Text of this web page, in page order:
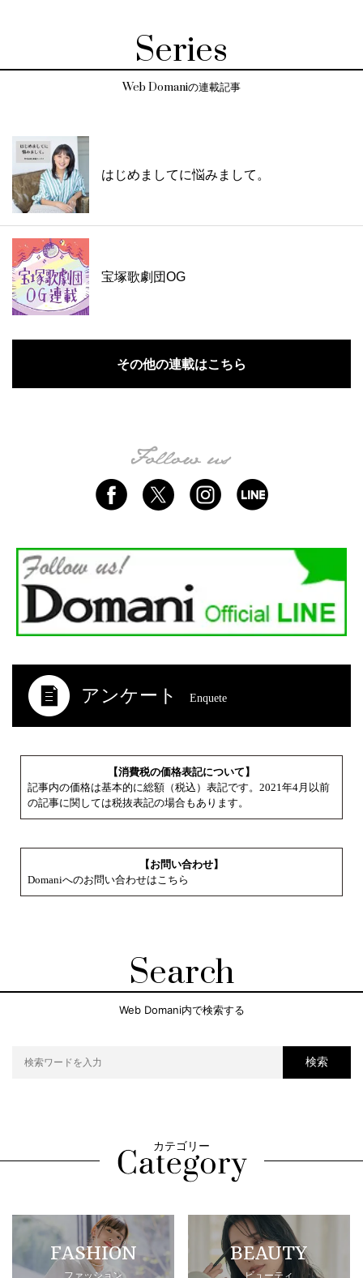
Series
Web Domaniの連載記事
はじめましてに悩みまして。
宝塚歌劇団OG
その他の連載はこちら
アンケート Enquete
【消費税の価格表記について】
記事内の価格は基本的に総額（税込）表記です。2021年4月以前
の記事に関しては税抜表記の場合もあります。
【お問い合わせ】
Domaniへのお問い合わせはこちら
Search
Web Domani内で検索する
検索
カテゴリー
FASHION
ファッション
BEAUTY
ビューティ